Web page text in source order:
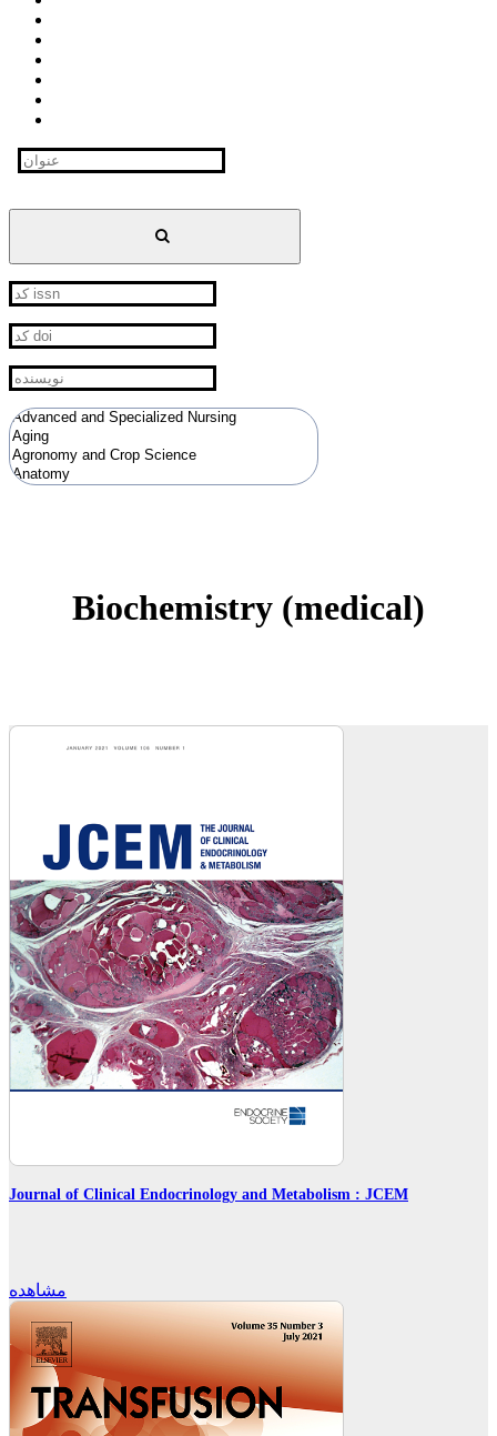
Biochemistry (medical)
Journal of Clinical Endocrinology and Metabolism : JCEM
مشاهده